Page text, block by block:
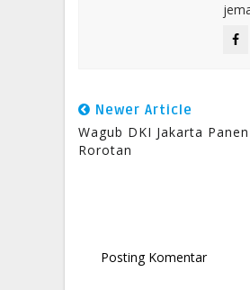
Newer Article
Wagub DKI Jakarta
Rorotan
Posting Komentar